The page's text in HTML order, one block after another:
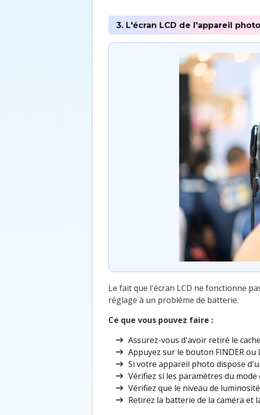
3. L'écran LCD de l'appareil
Le fait que l'écran LCD ne fonctionne
réglage à un problème de batterie.
Ce que vous pouvez faire :
Assurez-vous d'avoir retiré le
Appuyez sur le bouton FINDER
Si votre appareil photo dispose
Vérifiez si les paramètres du
Vérifiez que le niveau de
Retirez la batterie de la caméra et